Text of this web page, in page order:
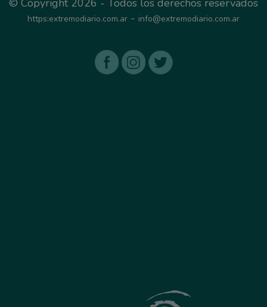
© Copyright 2026 - Todos los derechos reservados
https:extremodiario.com.ar - info@extremodiario.com.ar